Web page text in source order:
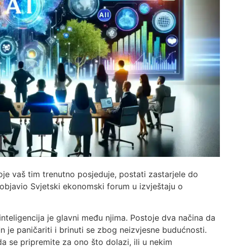
vaš tim trenutno posjeduje, postati zastarjele do
Svjetski ekonomski forum u izvještaju o
je glavni među njima. Postoje dva načina da
je paničariti i brinuti se zbog neizvjesne budućnosti.
se pripremite za ono što dolazi, ili u nekim